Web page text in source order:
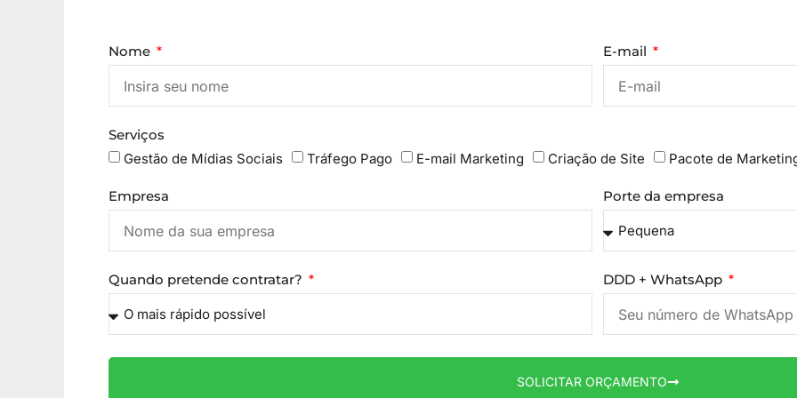
Nome E-mail
Serviços
Gestão de Mídias Sociais
Tráfego Pago E-mail Marketing Criação de Site Pacote de
Empresa Porte da empresa
Quando pretende contratar? DDD + WhatsApp
SOLICITAR ORÇAMENTO